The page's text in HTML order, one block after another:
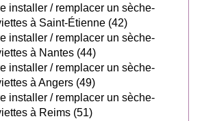
installer / remplacer un sèche-
à Saint-Étienne (42)
installer / remplacer un sèche-
à Nantes (44)
installer / remplacer un sèche-
à Angers (49)
installer / remplacer un sèche-
à Reims (51)